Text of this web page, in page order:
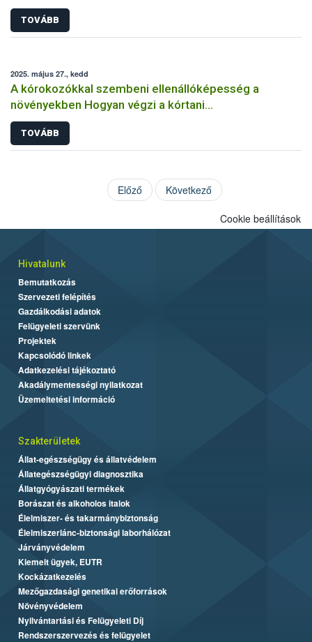
TOVÁBB
2025. május 27., kedd
A kórokozókkal szembeni ellenállóképesség a
növényekben Hogyan végzi a kórtani
rezisztenciavizsgálatokat a Nébih?
TOVÁBB
Előző Következő
Cookie beállítások
Hivatalunk
Bemutatkozás
Szervezeti felépítés
Gazdálkodási adatok
Felügyeleti szervünk
Projektek
Kapcsolódó linkek
Adatkezelési tájékoztató
Akadálymentességi nyilatkozat
Üzemeltetési információ
Szakterületek
Állat-egészségügy és állatvédelem
Állategészségügyi diagnosztika
Állatgyógyászati termékek
Borászat és alkoholos italok
Élelmiszer- és takarmánybiztonság
Élelmiszerlánc-biztonsági laborhálózat
Járványvédelem
Kiemelt ügyek, EUTR
Kockázatkezelés
Mezőgazdasági genetikai erőforrások
Növényvédelem
Nyilvántartási és Felügyeleti Díj
Rendszerszervezés és felügyelet